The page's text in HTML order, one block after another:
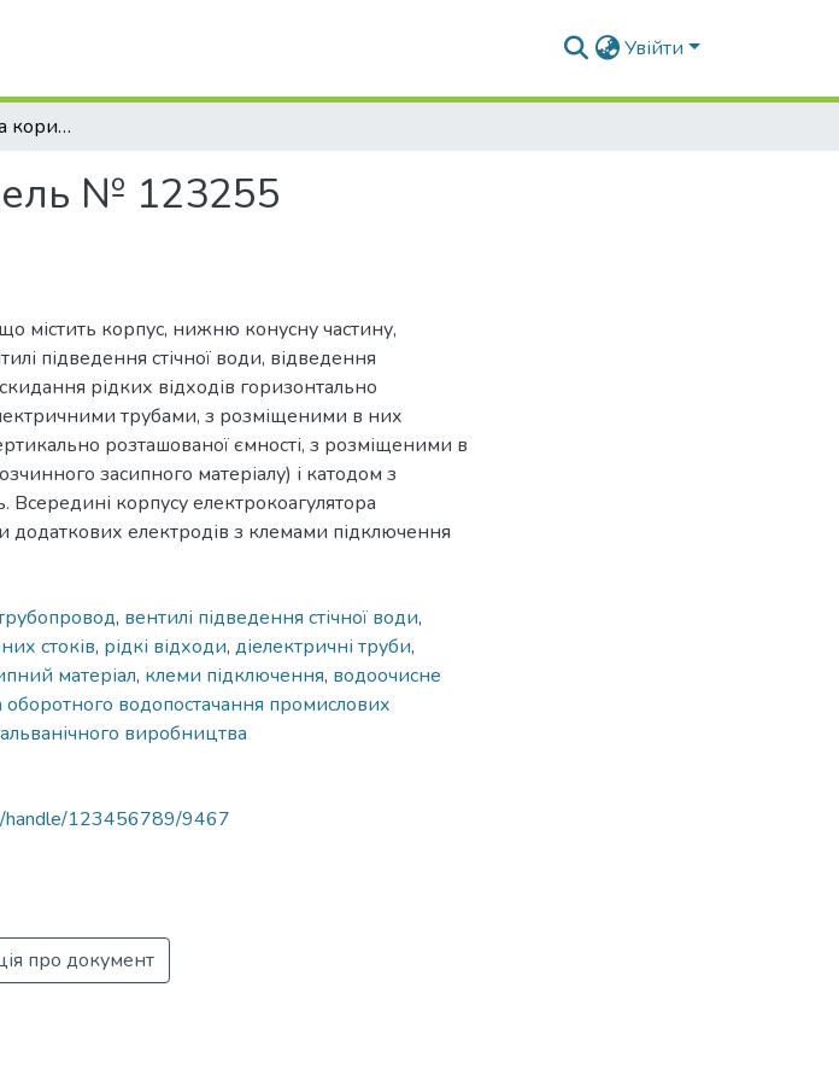
Увійти
Опис до патенту на корисну модель № 123255 "Електрокоагулятор"
№ 123255
містить корпус, нижню конусну частину,
підведення стічної води, відведення
рідких відходів горизонтально
трубами, з розміщеними в них
розташованої ємності, з розміщеними в
засипного матеріалу) і катодом з
Всередині корпусу електрокоагулятора
додаткових електродів з клемами підключення
, вентилі підведення стічної води,
стоків, рідкі відходи, діелектричні труби,
матеріал, клеми підключення, водоочисне
оборотного водопостачання промислових
виробництва
handle/123456789/9467
про документ